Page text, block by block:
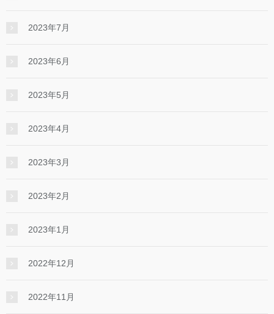
2023年7月
2023年6月
2023年5月
2023年4月
2023年3月
2023年2月
2023年1月
2022年12月
2022年11月